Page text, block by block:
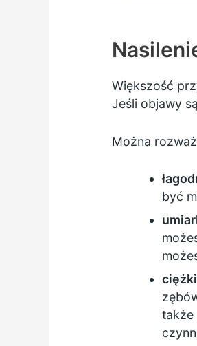
Większość
Jeśli objawy
Można
być
ciężki
także